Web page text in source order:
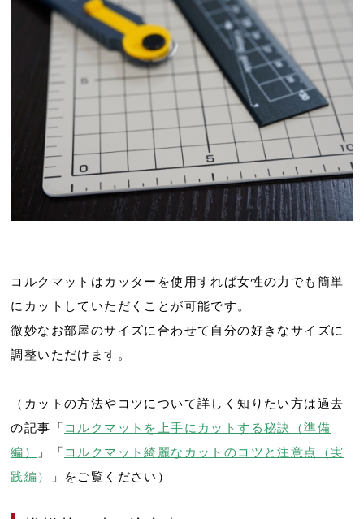
コルクマットはカッターを使用すれば女性の力でも簡単
にカットしていただくことが可能です。
微妙なお部屋のサイズに合わせて自分の好きなサイズに
調整いただけます。
（カットの方法やコツについて詳しく知りたい方は過去
の記事「 コルクマットを上手にカットする秘訣（準備
編）
」「 コルクマット綺麗なカットのコツと注意点（実
践編）
」をご覧ください）